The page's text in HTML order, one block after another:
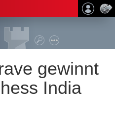
gewinnt
India